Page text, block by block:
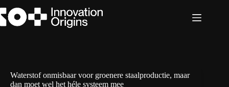
naar
de
Waterstof onmisbaar voor groenere staalproductie, maar
dan moet wel het héle systeem mee